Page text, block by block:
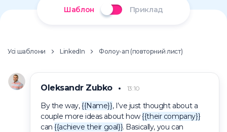
Шаблон Приклад
Усі шаблони LinkedIn Фолоу-ап (повторний лист)
Oleksandr Zubko 13:10
By the way,{{Name}}, I’ve just thought about a
couple more ideas about how{{their company}}
can{{achieve their goal}}. Basically, you can